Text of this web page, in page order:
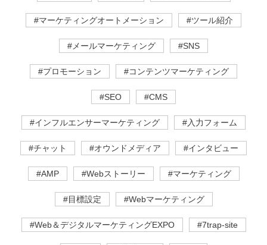
#マーケティングオートメーション #ツール紹介
#メールマーケティング #SNS
#プロモーション #コンテンツマーケティング
#SEO #CMS
#インフルエンサーマーケティング #入力フォーム
#チャット #オウンドメディア #インタビュー
#AMP #Webストーリー #マーケティング
#目標設定 #Webマーケティング
#Web＆デジタルマーケティングEXPO #7trap-site